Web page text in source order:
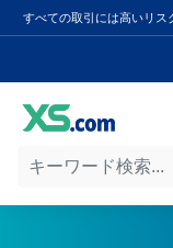
すべての取引には高いリス